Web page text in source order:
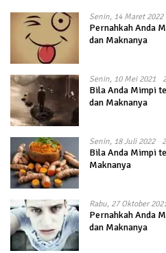
Senin, 14 Maret 2022
Pernahkah Anda
dan Maknanya
Senin, 10 Mei 2021
Bila Anda Mimpi
dan Maknanya
Senin, 18 Juli 2022
Bila Anda Mimpi
Maknanya
Rabu, 27 Oktober
Pernahkah Anda
dan Maknanya